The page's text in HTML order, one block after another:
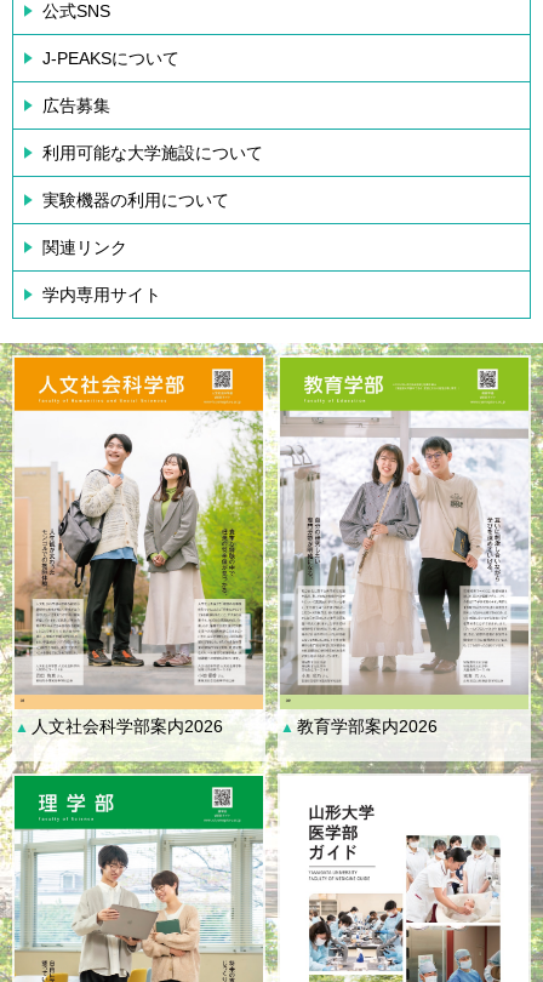
公式SNS
J-PEAKSについて
広告募集
利用可能な大学施設について
実験機器の利用について
関連リンク
学内専用サイト
▲ 人文社会科学部案内2026 ▲ 教育学部案内2026